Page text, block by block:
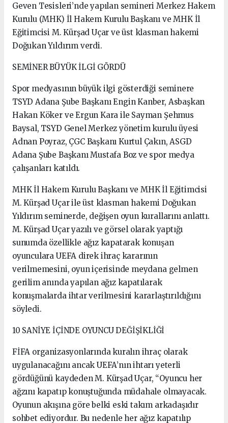
Geven Tesisleri’nde yapılan semineri Merkez Hakem
Kurulu (MHK) İl Hakem Kurulu Başkanı ve MHK İl
Eğitimcisi M. Kürşad Uçar ve üst klasman hakemi
Doğukan Yıldırım verdi.
SEMİNER BÜYÜK İLGİ GÖRDÜ
Spor medyasının büyük ilgi gösterdiği seminere
TSYD Adana Şube Başkanı Engin Kanber, Asbaşkan
Hakan Köker ve Ergun Kara ile Sayman Şehmus
Baysal, TSYD Genel Merkez yönetim kurulu üyesi
Adnan Poyraz, ÇGC Başkanı Kurtul Çakın, ASGD
Adana Şube Başkanı Mustafa Boz ve spor medya
çalışanları katıldı.
MHK İl Hakem Kurulu Başkanı ve MHK İl Eğitimcisi
M. Kürşad Uçar ile üst klasman hakemi Doğukan
Yıldırım seminerde, değişen oyun kurallarını anlattı.
M. Kürşad Uçar yazılı ve görsel olarak yaptığı
sunumda özellikle ağız kapatarak konuşan
oyunculara UEFA direk ihraç kararının
verilmemesini, oyun içerisinde meydana gelmen
gerilim anında yapılan ağız kapatılarak
konuşmalarda ihtar verilmesini kararlaştırıldığını
söyledi.
10 SANİYE İÇİNDE OYUNCU DEĞİŞİKLİĞİ
FİFA organizasyonlarında kuralın ihraç olarak
uygulanacağını ancak UEFA’nın ihtarı yeterli
gördüğünü kaydeden M. Kürşad Uçar, “Oyuncu her
ağzını kapatıp konuştuğunda müdahale olmayacak.
Oyunun akışına göre belki eski takım arkadaşıdır
sohbet ediyordur. Bu nedenle her ağız kapatılıp